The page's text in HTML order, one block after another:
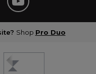
Shop Pro Duo